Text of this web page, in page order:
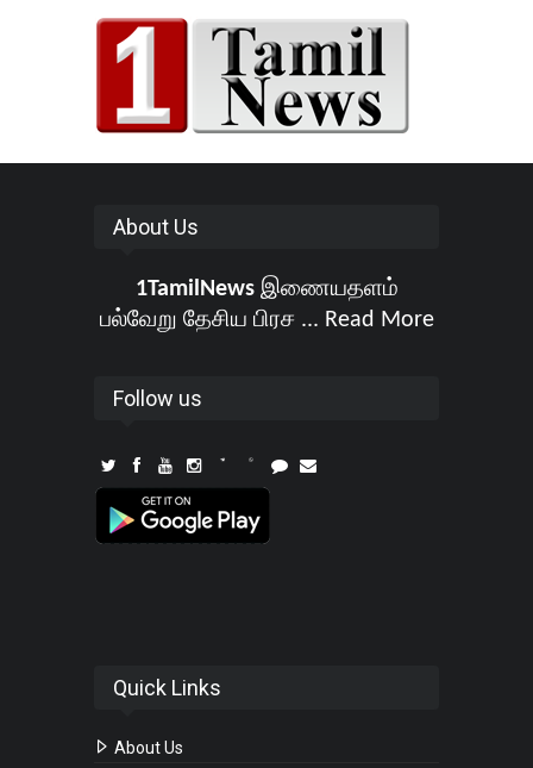
About Us
1TamilNewsஇணையதளம்
பல்வேறு தேசிய பிரச ... Read More
Follow us
Quick Links
About Us